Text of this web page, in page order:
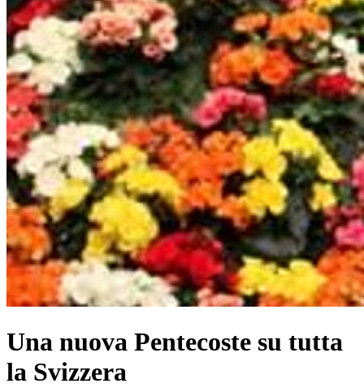
Una nuova Pentecoste su tutta
la Svizzera